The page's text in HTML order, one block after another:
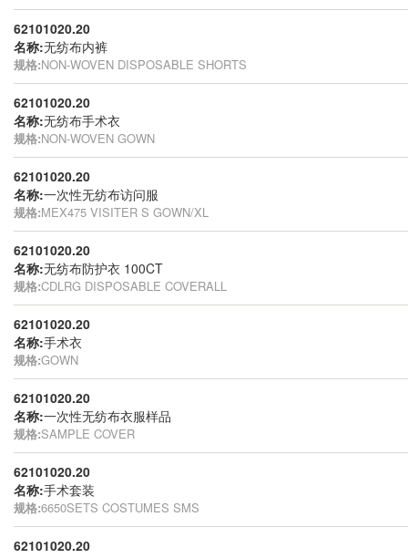
62101020.20
名称:无纺布内裤
规格:NON-WOVEN DISPOSABLE SHORTS
62101020.20
名称:无纺布手术衣
规格:NON-WOVEN GOWN
62101020.20
名称:一次性无纺布访问服
规格:MEX475 VISITER S GOWN/XL
62101020.20
名称:无纺布防护衣 100CT
规格:CDLRG DISPOSABLE COVERALL
62101020.20
名称:手术衣
规格:GOWN
62101020.20
名称:一次性无纺布衣服样品
规格:SAMPLE COVER
62101020.20
名称:手术套装
规格:6650SETS COSTUMES SMS
62101020.20